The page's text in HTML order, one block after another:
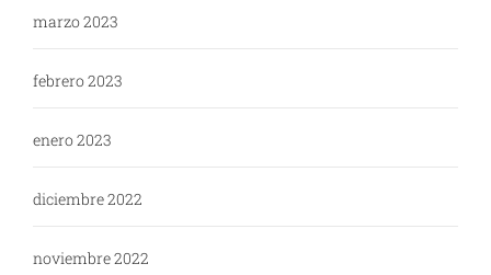
marzo 2023
febrero 2023
enero 2023
diciembre 2022
noviembre 2022